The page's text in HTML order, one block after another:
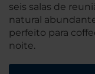
seis salas de
natural
perfeito para
noite.